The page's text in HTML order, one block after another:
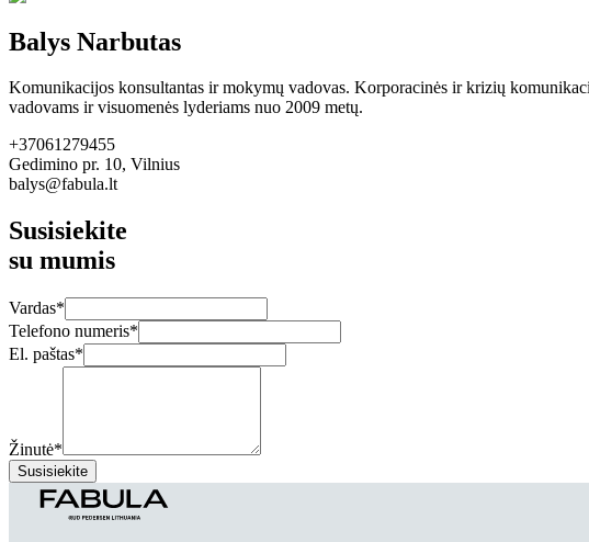
Balys Narbutas
Komunikacijos konsultantas ir mokymų vadovas. Korporacinės ir krizių
vadovams ir visuomenės lyderiams nuo 2009 metų.
+37061279455
Gedimino pr. 10, Vilnius
balys@fabula.lt
Susisiekite
su mumis
Vardas*
Telefono numeris*
El. paštas*
Žinutė*
Susisiekite